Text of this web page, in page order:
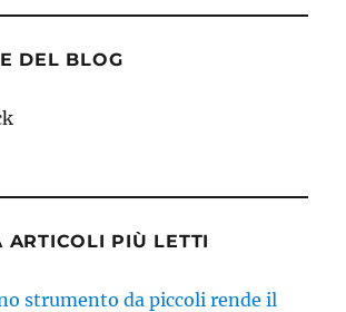
DEL BLOG
ARTICOLI PIÙ LETTI
strumento da piccoli rende il